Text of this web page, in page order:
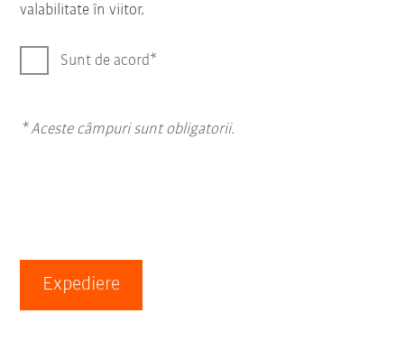
valabilitate în viitor.
Sunt de acord
* Aceste câmpuri sunt obligatorii.
Expediere